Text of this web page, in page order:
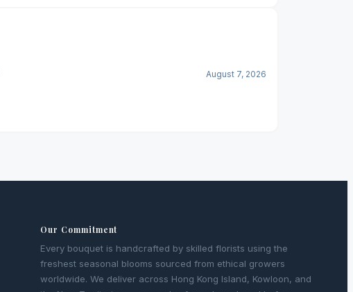
August 7, 2026
Our Commitment
Every bouquet is handcrafted by skilled florists using the
freshest seasonal blooms sourced from ethical growers
worldwide. We deliver across Hong Kong Island, Kowloon, and